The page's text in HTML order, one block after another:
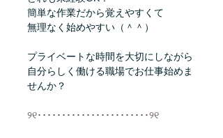
簡単な作業だから覚えやすくて
無理なく始めやすい（＾＾）
プライベートな時間を大切にしながら
自分らしく働ける職場でお仕事始めま
せんか？
୨୧･･･････････････････････୨୧